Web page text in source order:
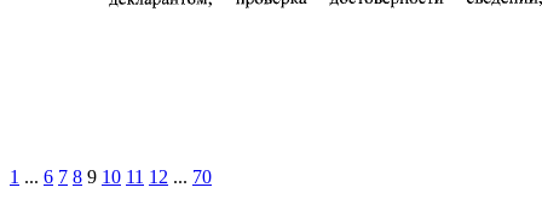
1 ... 6 7 8 9 10 11 12 ... 70